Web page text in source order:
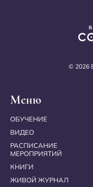
© 2026
Меню
ОБУЧЕНИЕ
ВИДЕО
РАСПИСАНИЕ
МЕРОПРИЯТИЙ
КНИГИ
ЖИВОЙ ЖУРНАЛ